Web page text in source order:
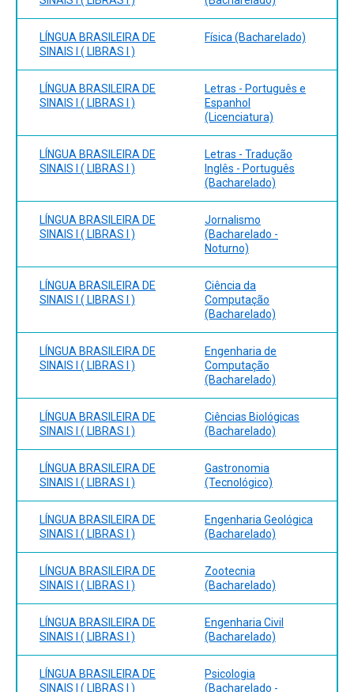
LÍNGUA BRASILEIRA DE
SINAIS I ( LIBRAS I )
Física (Bacharelado)
LÍNGUA BRASILEIRA DE
SINAIS I ( LIBRAS I )
Letras - Português e
Espanhol
(Licenciatura)
LÍNGUA BRASILEIRA DE
SINAIS I ( LIBRAS I )
Letras - Tradução
Inglês - Português
(Bacharelado)
LÍNGUA BRASILEIRA DE
SINAIS I ( LIBRAS I )
Jornalismo
(Bacharelado -
Noturno)
LÍNGUA BRASILEIRA DE
SINAIS I ( LIBRAS I )
Ciência da
Computação
(Bacharelado)
LÍNGUA BRASILEIRA DE
SINAIS I ( LIBRAS I )
Engenharia de
Computação
(Bacharelado)
LÍNGUA BRASILEIRA DE
SINAIS I ( LIBRAS I )
Ciências Biológicas
(Bacharelado)
LÍNGUA BRASILEIRA DE
SINAIS I ( LIBRAS I )
Gastronomia
(Tecnológico)
LÍNGUA BRASILEIRA DE
SINAIS I ( LIBRAS I )
Engenharia Geológica
(Bacharelado)
LÍNGUA BRASILEIRA DE
SINAIS I ( LIBRAS I )
Zootecnia
(Bacharelado)
LÍNGUA BRASILEIRA DE
SINAIS I ( LIBRAS I )
Engenharia Civil
(Bacharelado)
LÍNGUA BRASILEIRA DE
SINAIS I ( LIBRAS I )
Psicologia
(Bacharelado -